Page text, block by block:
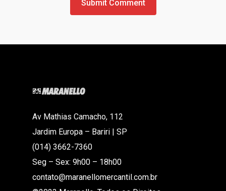
Av Mathias Camacho, 112
Jardim Europa – Bariri | SP
(014) 3662-7360
Seg – Sex: 9h00 – 18h00
contato@maranellomercantil.com.br